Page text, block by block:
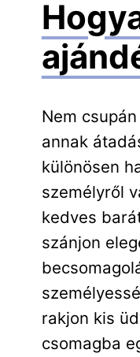
Nem
annak
különösen
személyről
kedves
szánjon
rakjon kis
csomagba